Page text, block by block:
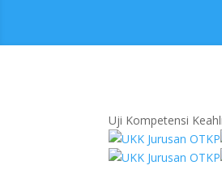
Uji Kompetensi